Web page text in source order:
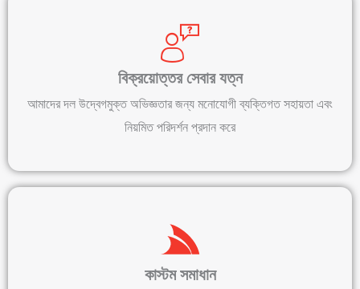
বিক্রয়োত্তর সেবার যত্ন
আমাদের দল উদ্বেগমুক্ত অভিজ্ঞতার জন্য মনোযোগী ব্যক্তিগত সহায়তা এবং
নিয়মিত পরিদর্শন প্রদান করে
কাস্টম সমাধান